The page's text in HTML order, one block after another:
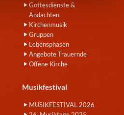
Gottesdienste &
Andachten
Kirchenmusik
Gruppen
Lebensphasen
Angebote Trauernde
Offene Kirche
Musikfestival
MUSIKFESTIVAL 2026